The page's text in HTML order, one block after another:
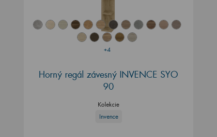
+4
Horný regál závesný INVENCE SYO
90
Kolekcie
Invence